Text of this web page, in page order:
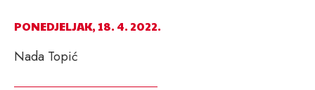
PONEDJELJAK, 18. 4. 2022.
Nada Topić